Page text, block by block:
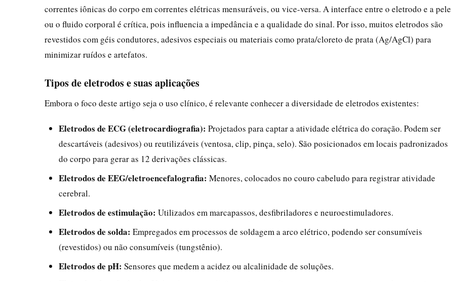
correntes iônicas do corpo em correntes elétricas mensuráveis, ou vice-versa. A interface entre o eletrodo e a pele
ou o fluido corporal é crítica, pois influencia a impedância e a qualidade do sinal. Por isso, muitos eletrodos são
revestidos com géis condutores, adesivos especiais ou materiais como prata/cloreto de prata (Ag/AgCl) para
minimizar ruídos e artefatos.
Tipos de eletrodos e suas aplicações
Embora o foco deste artigo seja o uso clínico, é relevante conhecer a diversidade de eletrodos existentes:
Eletrodos de ECG (eletrocardiografia): Projetados para captar a atividade elétrica do coração. Podem ser
descartáveis (adesivos) ou reutilizáveis (ventosa, clip, pinça, selo). São posicionados em locais padronizados
do corpo para gerar as 12 derivações clássicas.
Eletrodos de EEG/eletroencefalografia: Menores, colocados no couro cabeludo para registrar atividade
cerebral.
Eletrodos de estimulação: Utilizados em marcapassos, desfibriladores e neuroestimuladores.
Eletrodos de solda: Empregados em processos de soldagem a arco elétrico, podendo ser consumíveis
(revestidos) ou não consumíveis (tungstênio).
Eletrodos de pH: Sensores que medem a acidez ou alcalinidade de soluções.